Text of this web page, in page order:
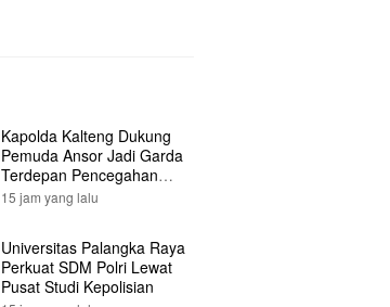
Kapolda Kalteng Dukung
Pemuda Ansor Jadi Garda
Terdepan Pencegahan
Karhutla
15 jam yang lalu
Universitas Palangka Raya
Perkuat SDM Polri Lewat
Pusat Studi Kepolisian